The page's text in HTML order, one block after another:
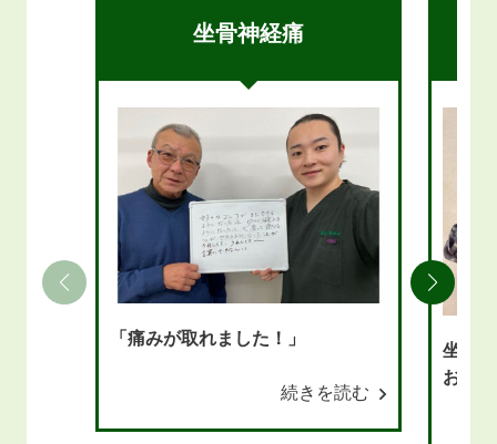
坐骨神経痛
「痛みが取れました！」
続きを読む
坐骨
お尻